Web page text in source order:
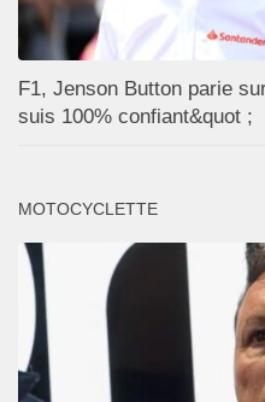
F1, Jenson Button parie
suis 100% confiant&quot ;
MOTOCYCLETTE